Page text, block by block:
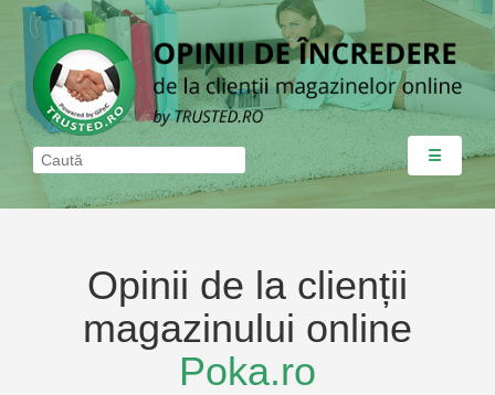
☰
Opinii de la clienții
magazinului online
Poka.ro